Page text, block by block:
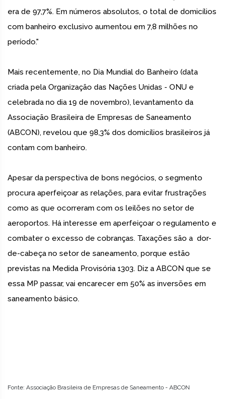
era de 97,7%. Em números absolutos, o total de domicílios
com banheiro exclusivo aumentou em 7,8 milhões no
período."
Mais recentemente, no Dia Mundial do Banheiro (data
criada pela Organização das Nações Unidas - ONU e
celebrada no dia 19 de novembro), levantamento da
Associação Brasileira de Empresas de Saneamento
(ABCON), revelou que 98,3% dos domicílios brasileiros já
contam com banheiro.
Apesar da perspectiva de bons negócios, o segmento
procura aperfeiçoar as relações, para evitar frustrações
como as que ocorreram com os leilões no setor de
aeroportos. Há interesse em aperfeiçoar o regulamento e
combater o excesso de cobranças. Taxações são a dor-
de-cabeça no setor de saneamento, porque estão
previstas na Medida Provisória 1303. Diz a ABCON que se
essa MP passar, vai encarecer em 50% as inversões em
saneamento básico.
Fonte: Associação Brasileira de Empresas de Saneamento - ABCON